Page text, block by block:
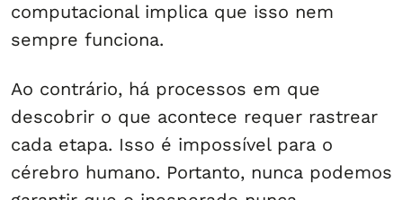
computacional implica que isso nem
sempre funciona.
Ao contrário, há processos em que
descobrir o que acontece requer rastrear
cada etapa. Isso é impossível para o
cérebro humano. Portanto, nunca podemos